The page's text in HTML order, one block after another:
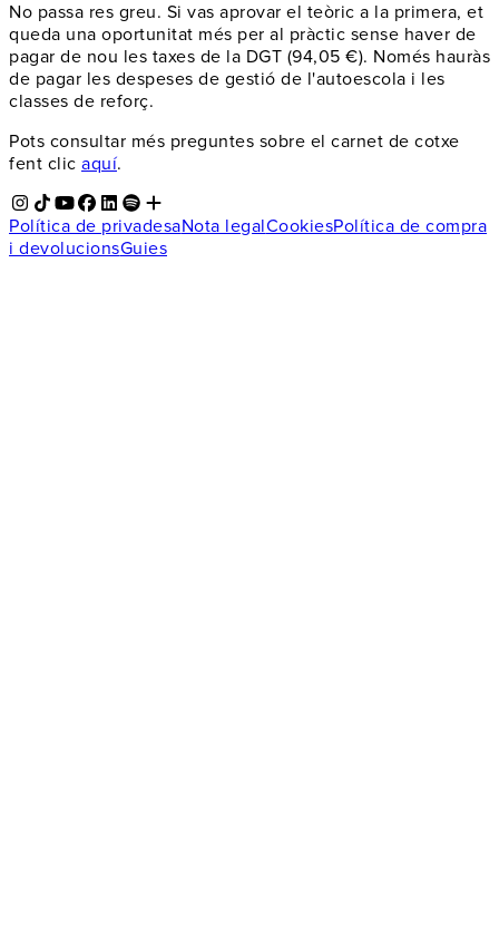
No passa res greu. Si vas aprovar el teòric a la primera, et
queda una oportunitat més per al pràctic sense haver de
pagar de nou les taxes de la DGT (94,05 €). Només hauràs
de pagar les despeses de gestió de l'autoescola i les
classes de reforç.
Pots consultar més preguntes sobre el carnet de cotxe
fent clic aquí.
Política de privadesaNota legalCookiesPolítica de compra
i devolucionsGuies